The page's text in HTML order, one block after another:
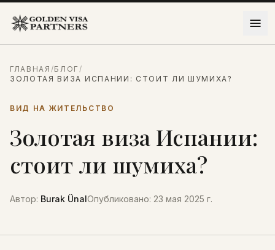
ГЛАВНАЯ /БЛОГ/
ЗОЛОТАЯ ВИЗА ИСПАНИИ: СТОИТ ЛИ ШУМИХА?
ВИД НА ЖИТЕЛЬСТВО
Золотая виза Испании:
стоит ли шумиха?
Автор: Burak ÜnalОпубликовано: 23 мая 2025 г.